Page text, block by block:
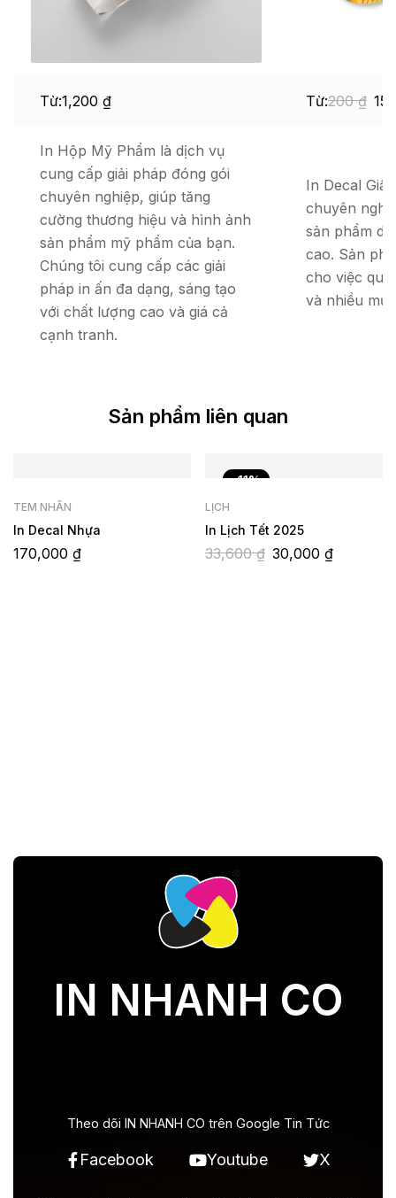
Từ:1,200 ₫ Từ:200₫
In Hộp Mỹ Phẩm là dịch vụ
cung cấp giải pháp đóng gói
chuyên nghiệp, giúp tăng
cường thương hiệu và hình ảnh
sản phẩm mỹ phẩm của bạn.
Chúng tôi cung cấp các giải
pháp in ấn đa dạng, sáng tạo
với chất lượng cao và giá cả
cạnh tranh.
In Decal
chuyên
sản phẩm
cao. Sản
cho việc
và nhiều
Sản phẩm liên quan
TEM NHÃN
In Decal Nhựa
170,000 ₫
-11%
LỊCH
In Lịch Tết 2025
33,600₫ 30,000 ₫
IN NHANH CO
Theo dõi IN NHANH CO trên Google Tin Tức
Facebook Youtube X